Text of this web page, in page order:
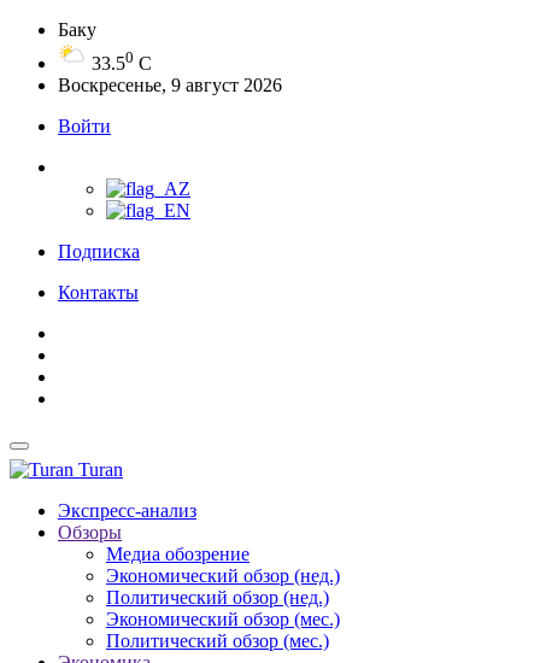
Баку
33.50 C
Воскресенье, 9 август 2026
Войти
Подписка
Контакты
Turan
Экспресс-анализ
Обзоры
Медиа обозрение
Экономический обзор (нед.)
Политический обзор (нед.)
Экономический обзор (мес.)
Политический обзор (мес.)